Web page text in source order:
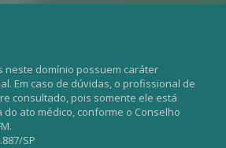
neste domínio possuem caráter
Em caso de dúvidas, o profissional de
consultado, pois somente ele está
ato médico, conforme o Conselho
SP